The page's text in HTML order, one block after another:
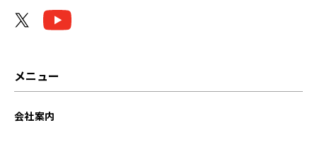
メニュー
会社案内